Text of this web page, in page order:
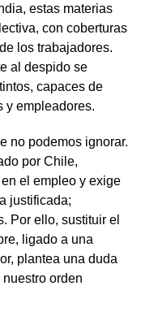
estas materias
con coberturas
los trabajadores.
al despido se
capaces de
y empleadores.
no podemos ignorar.
por Chile,
el empleo y exige
justificada;
Por ello, sustituir el
ligado a una
plantea una duda
orden